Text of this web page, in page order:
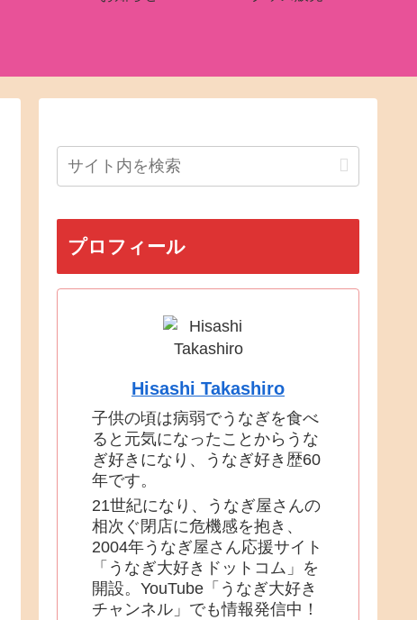
プロフィール
Hisashi Takashiro
子供の頃は病弱でうなぎを食べ
ると元気になったことからうな
ぎ好きになり、うなぎ好き歴60
年です。
21世紀になり、うなぎ屋さんの
相次ぐ閉店に危機感を抱き、
2004年うなぎ屋さん応援サイト
「うなぎ大好きドットコム」を
開設。YouTube「うなぎ大好き
チャンネル」でも情報発信中！